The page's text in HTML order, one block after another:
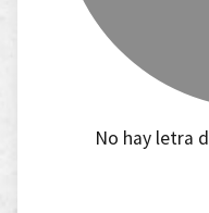
No hay letra